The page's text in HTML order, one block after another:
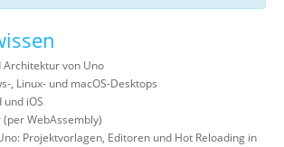
von Uno
, Linux- und macOS-Desktops
iOS
WebAssembly)
Projektvorlagen, Editoren und Hot Reloading in